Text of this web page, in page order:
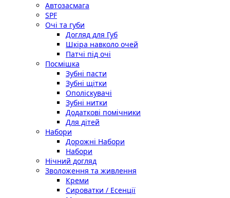
Автозасмага
SPF
Очі та губи
Догляд для Губ
Шкіра навколо очей
Патчі під очі
Посмішка
Зубні пасти
Зубні щітки
Ополіскувачі
Зубні нитки
Додаткові помічники
Для дітей
Набори
Дорожні Набори
Набори
Нічний догляд
Зволоження та живлення
Креми
Сироватки / Есенції